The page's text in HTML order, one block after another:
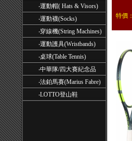
‧運動帽( Hats & Visors)
‧運動襪(Socks)
‧穿線機(String Machines)
‧運動護具(Wristbands)
‧桌球(Table Tennis)
‧中華隊/四大賽紀念品
‧法鉑馬賽(Marius Fabre)
‧LOTTO登山鞋
特價：